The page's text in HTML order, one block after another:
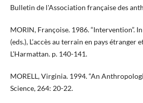
Bulletin de l'Association française des
MORIN, Françoise. 1986. “Intervention”.
(eds.), L’accès au terrain en pays étranger
L’Harmattan. p. 140-141.
MORELL, Virginia. 1994. “An
Science, 264: 20-22.